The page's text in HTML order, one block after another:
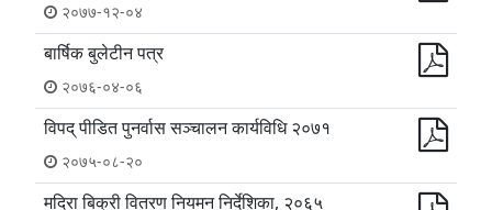
२०७७-१२-०४
बार्षिक बुलेटीन पत्र
२०७६-०४-०६
विपद् पीडित पुनर्वास सञ्चालन कार्यविधि २०७१
२०७५-०८-२०
मदिरा बिक्री वितरण नियमन निर्देशिका, २०६५